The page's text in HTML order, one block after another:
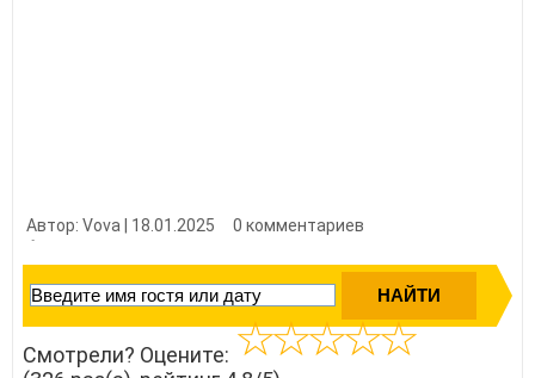
Автор: Vova | 18.01.2025
0 комментариев
Смотрели? Оцените: